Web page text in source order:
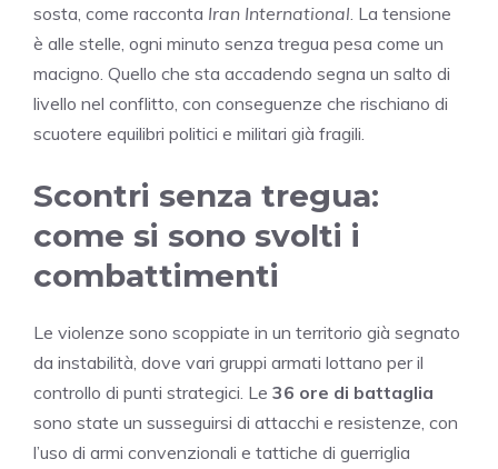
sosta, come racconta Iran International . La tensione
è alle stelle, ogni minuto senza tregua pesa come un
macigno. Quello che sta accadendo segna un salto di
livello nel conflitto, con conseguenze che rischiano di
scuotere equilibri politici e militari già fragili.
Scontri senza tregua:
come si sono svolti i
combattimenti
Le violenze sono scoppiate in un territorio già segnato
da instabilità, dove vari gruppi armati lottano per il
controllo di punti strategici. Le 36 ore di battaglia
sono state un susseguirsi di attacchi e resistenze, con
l’uso di armi convenzionali e tattiche di guerriglia